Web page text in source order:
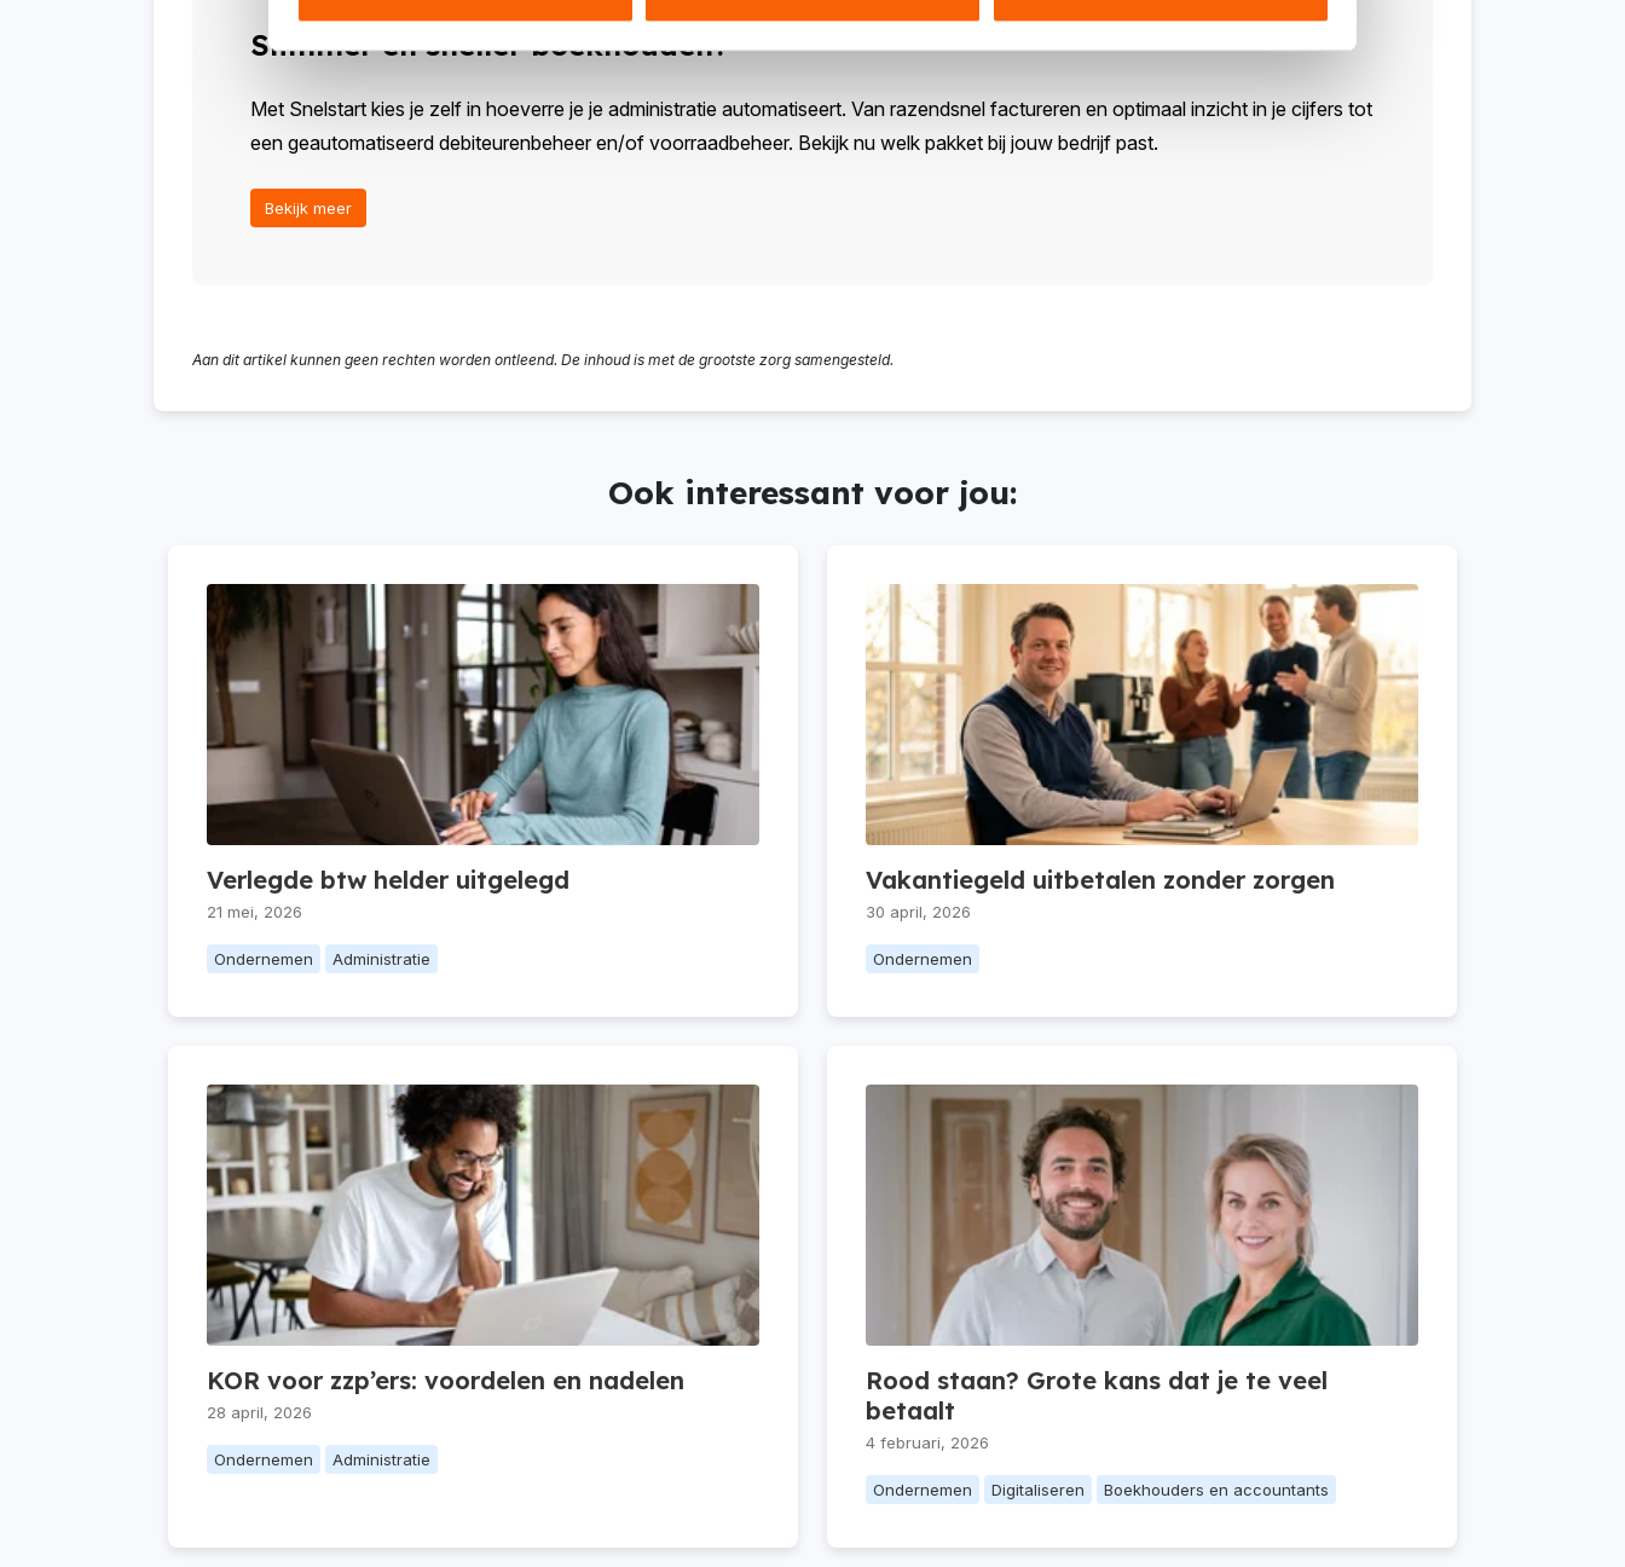
Slimmer en sneller boekhouden?
Met Snelstart kies je zelf in hoeverre je je administratie automatiseert. Van razendsnel factureren en optimaal inzicht in je cijfers tot
een geautomatiseerd debiteurenbeheer en/of voorraadbeheer. Bekijk nu welk pakket bij jouw bedrijf past.
Bekijk meer
Aan dit artikel kunnen geen rechten worden ontleend. De inhoud is met de grootste zorg samengesteld.
Ook interessant voor jou:
Verlegde btw helder uitgelegd
21 mei, 2026
Ondernemen Administratie
Vakantiegeld uitbetalen zonder zorgen
30 april, 2026
Ondernemen
KOR voor zzp’ers: voordelen en nadelen
28 april, 2026
Ondernemen Administratie
Rood staan? Grote kans dat je te veel
betaalt
4 februari, 2026
Ondernemen Digitaliseren Boekhouders en accountants